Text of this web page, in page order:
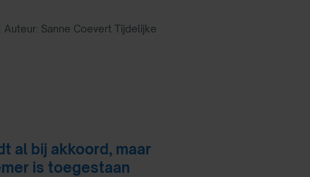
Sanne Coevert Tijdelijke
al bij akkoord, maar
is toegestaan